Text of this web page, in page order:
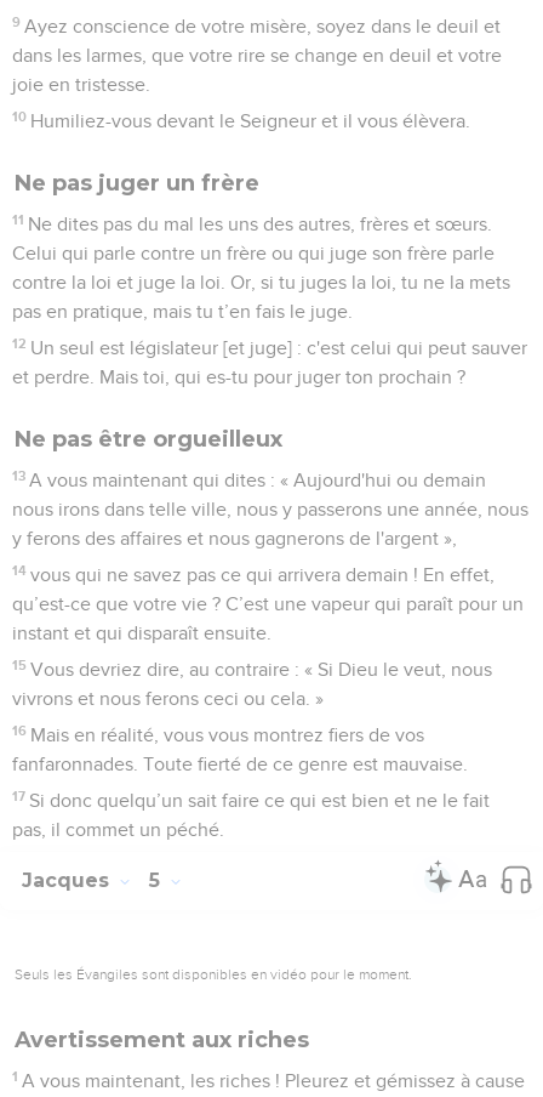
9 Ayez conscience de votre misère, soyez dans le deuil et
dans les larmes, que votre rire se change en deuil et votre
joie en tristesse.
10 Humiliez-vous devant le Seigneur et il vous élèvera.
Ne pas juger un frère
11 Ne dites pas du mal les uns des autres, frères et sœurs.
Celui qui parle contre un frère ou qui juge son frère parle
contre la loi et juge la loi. Or, si tu juges la loi, tu ne la mets
pas en pratique, mais tu t’en fais le juge.
12 Un seul est législateur [et juge] : c'est celui qui peut sauver
et perdre. Mais toi, qui es-tu pour juger ton prochain ?
Ne pas être orgueilleux
13 A vous maintenant qui dites : « Aujourd'hui ou demain
nous irons dans telle ville, nous y passerons une année, nous
y ferons des affaires et nous gagnerons de l'argent »,
14 vous qui ne savez pas ce qui arrivera demain ! En effet,
qu’est-ce que votre vie ? C’est une vapeur qui paraît pour un
instant et qui disparaît ensuite.
15 Vous devriez dire, au contraire : « Si Dieu le veut, nous
vivrons et nous ferons ceci ou cela. »
16 Mais en réalité, vous vous montrez fiers de vos
fanfaronnades. Toute fierté de ce genre est mauvaise.
17 Si donc quelqu’un sait faire ce qui est bien et ne le fait
pas, il commet un péché.
Jacques 5
Seuls les Évangiles sont disponibles en vidéo pour le moment.
Avertissement aux riches
1 A vous maintenant, les riches ! Pleurez et gémissez à cause